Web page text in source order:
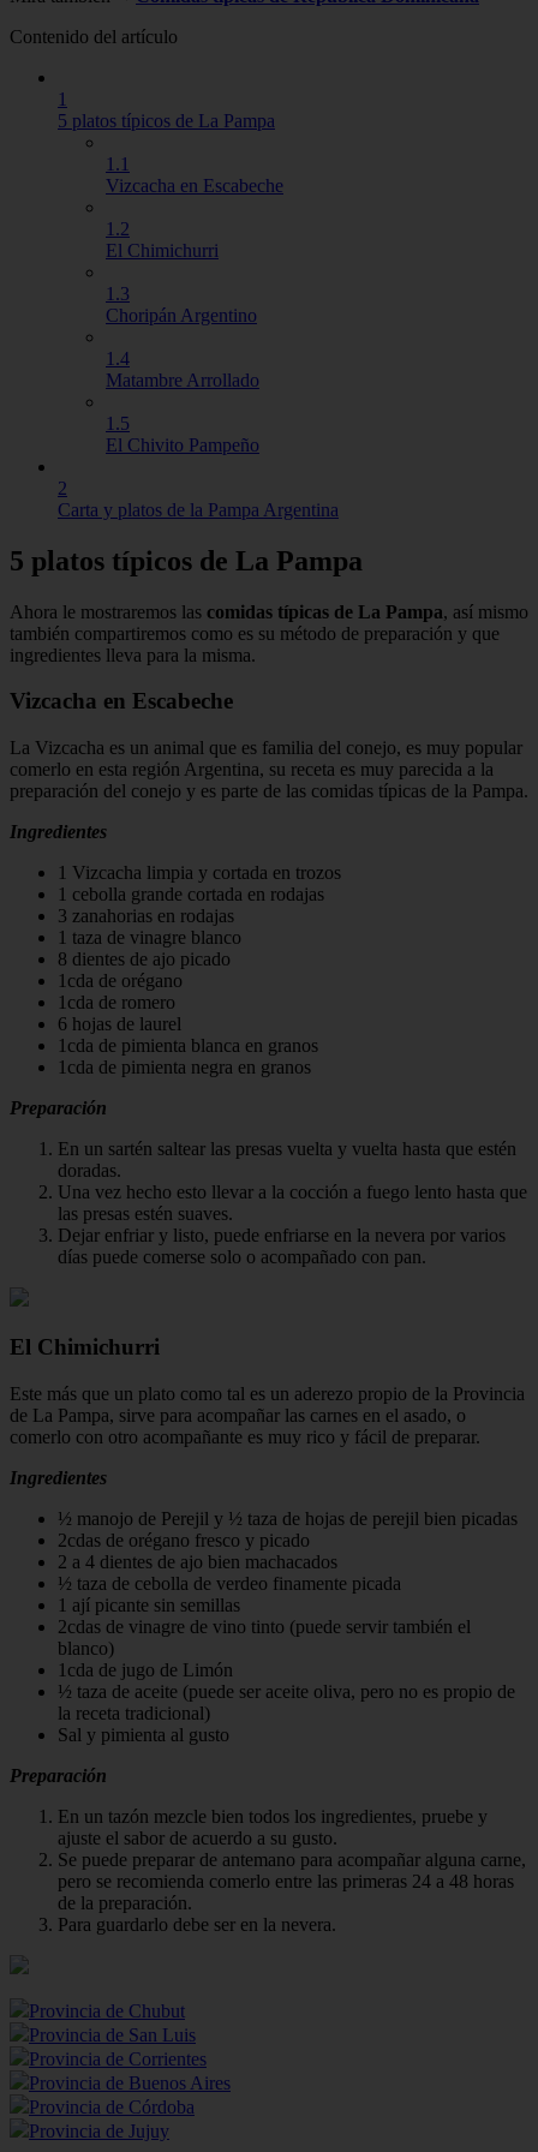
Contenido del artículo
1
5 platos típicos de La Pampa
1.1
Vizcacha en Escabeche
1.2
El Chimichurri
1.3
Choripán Argentino
1.4
Matambre Arrollado
1.5
El Chivito Pampeño
2
Carta y platos de la Pampa Argentina
5 platos típicos de La Pampa
Ahora le mostraremos las comidas típicas de La Pampa, así mismo
también compartiremos como es su método de preparación y que
ingredientes lleva para la misma.
Vizcacha en Escabeche
La Vizcacha es un animal que es familia del conejo, es muy popular
comerlo en esta región Argentina, su receta es muy parecida a la
preparación del conejo y es parte de las comidas típicas de la Pampa.
Ingredientes
1 Vizcacha limpia y cortada en trozos
1 cebolla grande cortada en rodajas
3 zanahorias en rodajas
1 taza de vinagre blanco
8 dientes de ajo picado
1cda de orégano
1cda de romero
6 hojas de laurel
1cda de pimienta blanca en granos
1cda de pimienta negra en granos
Preparación
En un sartén saltear las presas vuelta y vuelta hasta que estén
doradas.
Una vez hecho esto llevar a la cocción a fuego lento hasta que
las presas estén suaves.
Dejar enfriar y listo, puede enfriarse en la nevera por varios
días puede comerse solo o acompañado con pan.
El Chimichurri
Este más que un plato como tal es un aderezo propio de la Provincia
de La Pampa, sirve para acompañar las carnes en el asado, o
comerlo con otro acompañante es muy rico y fácil de preparar.
Ingredientes
½ manojo de Perejil y ½ taza de hojas de perejil bien picadas
2cdas de orégano fresco y picado
2 a 4 dientes de ajo bien machacados
½ taza de cebolla de verdeo finamente picada
1 ají picante sin semillas
2cdas de vinagre de vino tinto (puede servir también el
blanco)
1cda de jugo de Limón
½ taza de aceite (puede ser aceite oliva, pero no es propio de
la receta tradicional)
Sal y pimienta al gusto
Preparación
En un tazón mezcle bien todos los ingredientes, pruebe y
ajuste el sabor de acuerdo a su gusto.
Se puede preparar de antemano para acompañar alguna carne,
pero se recomienda comerlo entre las primeras 24 a 48 horas
de la preparación.
Para guardarlo debe ser en la nevera.
Provincia de Chubut
Provincia de San Luis
Provincia de Corrientes
Provincia de Buenos Aires
Provincia de Córdoba
Provincia de Jujuy